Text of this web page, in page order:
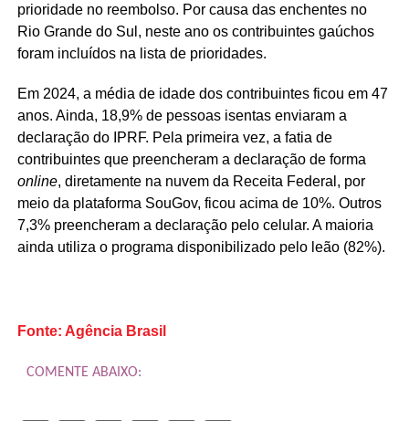
prioridade no reembolso. Por causa das enchentes no
Rio Grande do Sul, neste ano os contribuintes gaúchos
foram incluídos na lista de prioridades.
Em 2024, a média de idade dos contribuintes ficou em 47
anos. Ainda, 18,9% de pessoas isentas enviaram a
declaração do IPRF. Pela primeira vez, a fatia de
contribuintes que preencheram a declaração de forma
online, diretamente na nuvem da Receita Federal, por
meio da plataforma SouGov, ficou acima de 10%. Outros
7,3% preencheram a declaração pelo celular. A maioria
ainda utiliza o programa disponibilizado pelo leão (82%).
Fonte: Agência Brasil
COMENTE ABAIXO: